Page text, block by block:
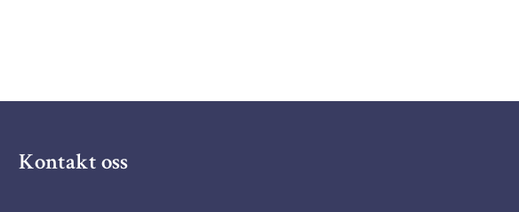
Kontakt oss